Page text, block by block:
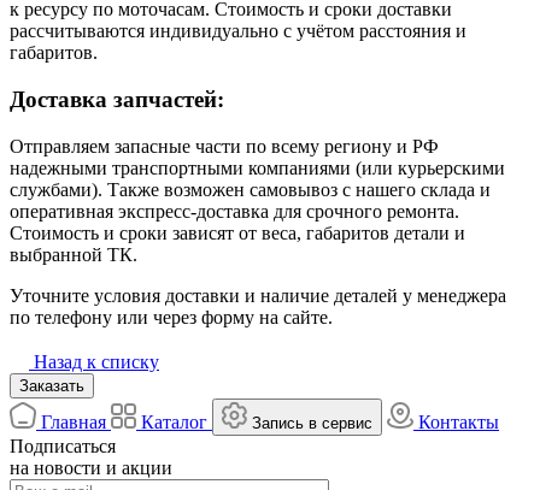
к ресурсу по моточасам. Стоимость и сроки доставки
рассчитываются индивидуально с учётом расстояния и
габаритов.
Доставка запчастей:
Отправляем запасные части по всему региону и РФ
надежными транспортными компаниями (или курьерскими
службами). Также возможен самовывоз с нашего склада и
оперативная экспресс-доставка для срочного ремонта.
Стоимость и сроки зависят от веса, габаритов детали и
выбранной ТК.
Уточните условия доставки и наличие деталей у менеджера
по телефону или через форму на сайте.
Назад к списку
Заказать
Главная Каталог Запись в сервис
Контакты
Подписаться
на новости и акции